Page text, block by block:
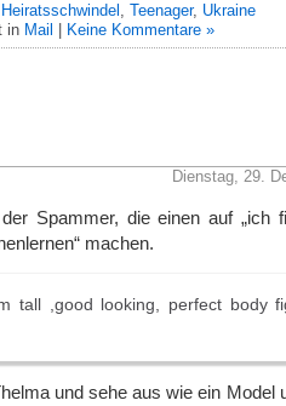
Heiratsschwindel , Teenager, Ukraine
in Mail Keine Kommentare »
Dienstag, 29.
Spammer, die einen auf „ich
machen.
tall ,good looking, perfect body
und sehe aus wie ein Model